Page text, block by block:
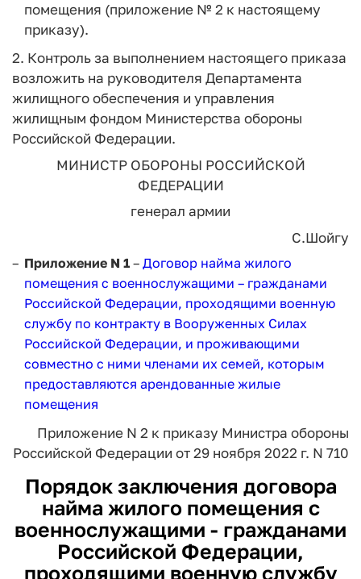
помещения (приложение № 2 к настоящему
приказу).
2. Контроль за выполнением настоящего приказа
возложить на руководителя Департамента
жилищного обеспечения и управле­ния
жилищным фондом Министерства обороны
Российской Феде­рации.
МИНИСТР ОБОРОНЫ РОССИЙСКОЙ
ФЕДЕРАЦИИ
генерал армии
С.Шойгу
Приложение N 1 – Договор найма жилого
помещения с военнослужащими – гражданами
Российской Федерации, проходящими военную
службу по контракту в Вооруженных Силах
Российской Федерации, и проживающими
совместно с ними членами их семей, которым
предоставляются арендованные жилые
помещения
Приложение N 2 к приказу Министра обороны
Российской Федерации от 29 ноября 2022 г. N 710
Порядок заключения договора
найма жилого помещения с
военнослужащими - гражданами
Российской Федерации,
проходящими военную службу